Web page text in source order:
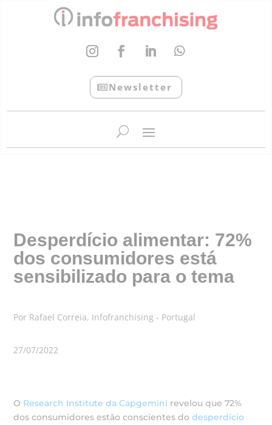
Newsletter
Desperdício alimentar: 72%
dos consumidores está
sensibilizado para o tema
Por Rafael Correia, Infofranchising - Portugal
27/07/2022
O Research Institute da Capgemini revelou que 72%
dos consumidores estão conscientes do desperdício